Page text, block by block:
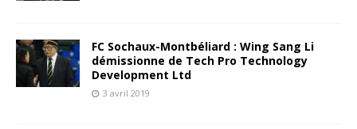
FC Sochaux-Montbéliard : Wing Sang Li
démissionne de Tech Pro Technology
Development Ltd
3 avril 2019